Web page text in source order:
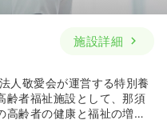
施設詳細
人敬愛会が運営する特別養
齢者福祉施設として、那須
高齢者の健康と福祉の増進